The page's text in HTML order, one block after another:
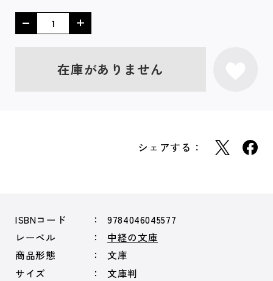
在庫がありません
シェアする：
ISBNコード
9784046045577
レーベル
中経の文庫
商品形態
文庫
サイズ
文庫判